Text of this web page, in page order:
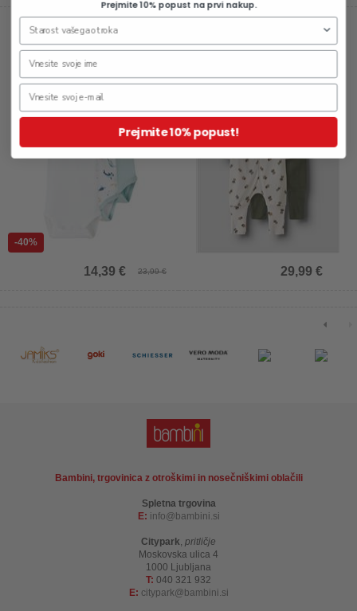
-40%
Otroški body za fante, 3 kosi
23,99 €
14,39 €
Otroška pižama za fante, 2
kosa
29,99 €
Bambini, trgovinica z otroškimi in nosečniškimi oblačili
Spletna trgovina
E: info bambini.si
Citypark, pritličje
Moskovska ulica 4
1000 Ljubljana
T: 040 321 932
E: citypark bambini.si
Prejmite 10% popust na prvi nakup.
Prejmite 10% popust!